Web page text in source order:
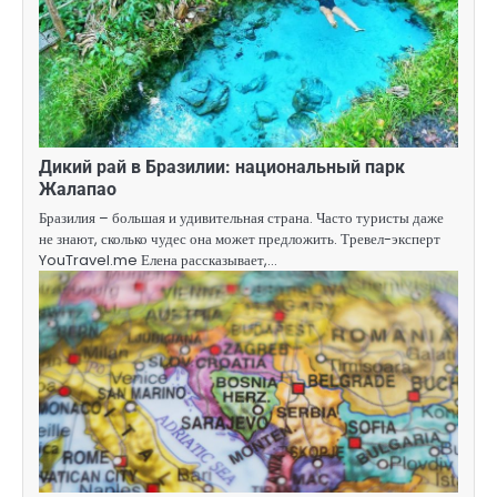
Дикий рай в Бразилии: национальный парк
Жалапао
Бразилия – большая и удивительная страна. Часто туристы даже
не знают, сколько чудес она может предложить. Тревел-эксперт
YouTravel.me Елена рассказывает,…